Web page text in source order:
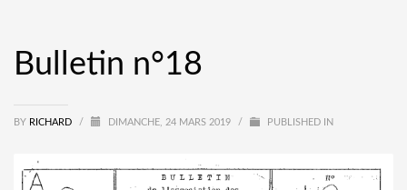
Bulletin n°18
BY RICHARD / DIMANCHE, 24 MARS 2019 / PUBLISHED IN